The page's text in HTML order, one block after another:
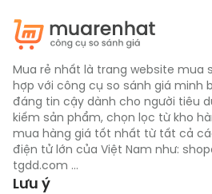
Đệm lót êm ái, có thể linh hoạt
giường hoặc cũi, mang đến
toàn. Chất liệu lưới bao quanh
giúp lưu thông không khí tối đa
mẹ quan sát bé dễ dàng.
tiện giúp mẹ chăm sóc bé mà
thấp.
Mua rẻ nhất là trang website mua
hợp với công cụ so sánh giá minh
đáng tin cậy dành cho người tiêu
kiếm sản phẩm, chọn lọc từ kho
mua hàng giá tốt nhất từ tất cả
điện tử lớn của Việt Nam như:
tgdd.com ...
Lưu ý